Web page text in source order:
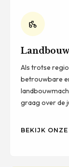
Als trotse
betrouwbare
graag over de
BEKIJK ONZE